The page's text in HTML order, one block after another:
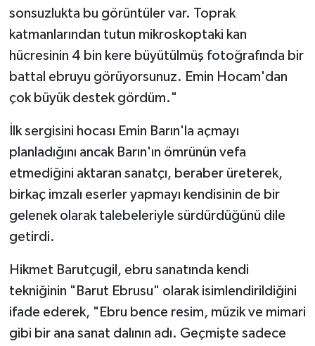
sonsuzlukta bu görüntüler var. Toprak
katmanlarından tutun mikroskoptaki kan
hücresinin 4 bin kere büyütülmüş fotoğrafında bir
battal ebruyu görüyorsunuz. Emin Hocam'dan
çok büyük destek gördüm."
İlk sergisini hocası Emin Barın'la açmayı
planladığını ancak Barın'ın ömrünün vefa
etmediğini aktaran sanatçı, beraber üreterek,
birkaç imzalı eserler yapmayı kendisinin de bir
gelenek olarak talebeleriyle sürdürdüğünü dile
getirdi.
Hikmet Barutçugil, ebru sanatında kendi
tekniğinin "Barut Ebrusu" olarak isimlendirildiğini
ifade ederek, "Ebru bence resim, müzik ve mimari
gibi bir ana sanat dalının adı. Geçmişte sadece